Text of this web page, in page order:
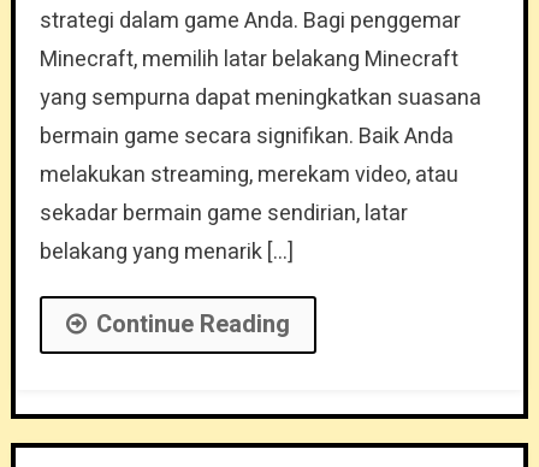
strategi dalam game Anda. Bagi penggemar
Minecraft, memilih latar belakang Minecraft
yang sempurna dapat meningkatkan suasana
bermain game secara signifikan. Baik Anda
melakukan streaming, merekam video, atau
sekadar bermain game sendirian, latar
belakang yang menarik […]
Continue Reading